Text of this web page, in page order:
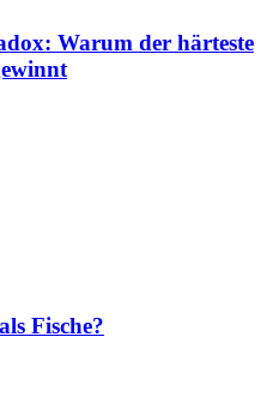
Warum der härteste
Fische?